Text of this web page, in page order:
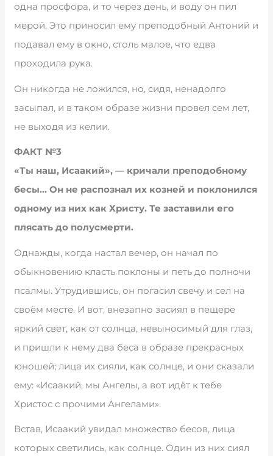
одна просфора, и то через день, и воду он пил
мерой. Это приносил ему преподобный Антоний и
подавал ему в окно, столь малое, что едва
проходила рука.
Он никогда не ложился, но, сидя, ненадолго
засыпал, и в таком образе жизни провел сем лет,
не выходя из келии.
ФАКТ №3
«Ты наш, Исаакий», — кричали преподобному
бесы… Он не распознал их козней и поклонился
одному из них как Христу. Те заставили его
плясать до полусмерти.
Однажды, когда настал вечер, он начал по
обыкновению класть поклоны и петь до полночи
псалмы. Утрудившись, он погасил свечу и сел на
своём месте. И вот, внезапно засиял в пещере
яркий свет, как от солнца, невыносимый для глаз,
и пришли к нему два беса в образе прекрасных
юношей; лица их сияли, как солнце, и они сказали
ему: «Исаакий, мы Ангелы, а вот идёт к тебе
Христос с прочими Ангелами».
Встав, Исаакий увидал множество бесов, лица
которых светились, как солнце. Один из них сиял